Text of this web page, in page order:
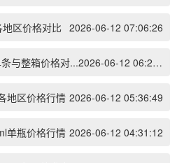
区价格对比 2026-06-12 07:06:26
与整箱价格对... 2026-06-12 06:23:50
地区价格行情 2026-06-12 05:36:49
单瓶价格行情 2026-06-12 04:31:12